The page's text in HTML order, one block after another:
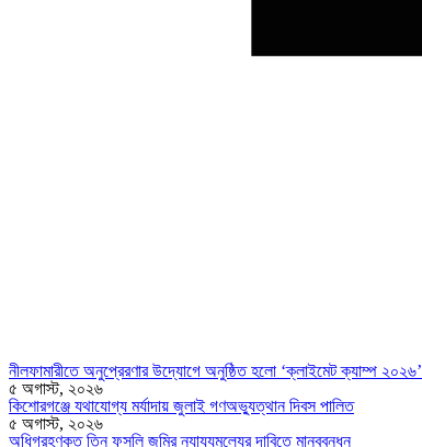
নীলফামারীতে অনুপ্রেরণার উদ্যোগে অনুষ্ঠিত হলো ‘ক্লাইমেট ক্যাম্প ২০২৬’
৫ অগাস্ট, ২০২৬
কিশোরগঞ্জে যথাযোগ্য মর্যাদায় জুলাই গণঅভ্যুত্থান দিবস পালিত
৫ অগাস্ট, ২০২৬
অধিগ্রহণকৃত তিন ফসলি জমির ন্যায্যমূল্যের দাবিতে মানববন্ধন